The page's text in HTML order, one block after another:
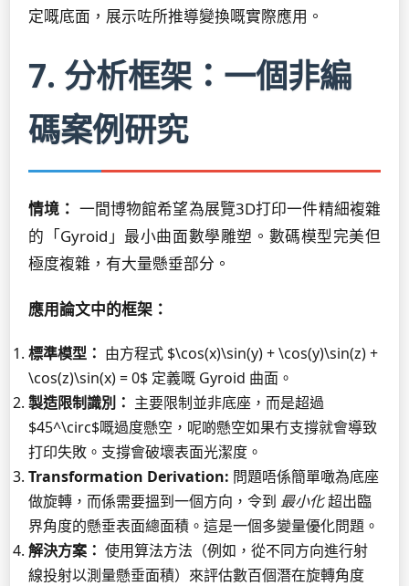
定嘅底面，展示咗所推導變換嘅實際應用。
7. 分析框架：一個非編
碼案例研究
情境： 一間博物館希望為展覽3D打印一件精細複雜
的「Gyroid」最小曲面數學雕塑。數碼模型完美但
極度複雜，有大量懸垂部分。
應用論文中的框架：
標準模型： 由方程式 $\cos(x)\sin(y) + \cos(y)\sin(z) +
\cos(z)\sin(x) = 0$ 定義嘅 Gyroid 曲面。
製造限制識別： 主要限制並非底座，而是超過
$45^\circ$嘅過度懸空，呢啲懸空如果冇支撐就會導致
打印失敗。支撐會破壞表面光潔度。
Transformation Derivation: 問題唔係簡單噉為底座
做旋轉，而係需要搵到一個方向，令到 最小化超出臨
界角度的懸垂表面總面積。這是一個多變量優化問題。
解決方案： 使用算法方法（例如，從不同方向進行射
線投射以測量懸垂面積）來評估數百個潛在旋轉角度